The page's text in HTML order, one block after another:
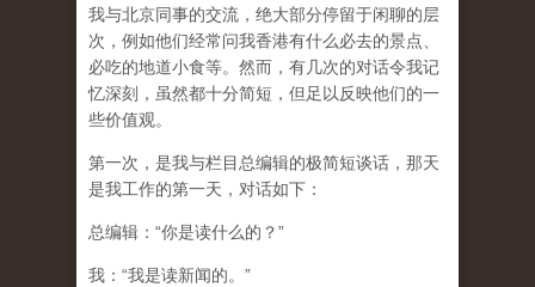
我与北京同事的交流，绝大部分停留于闲聊的层
次，例如他们经常问我香港有什么必去的景点、
必吃的地道小食等。然而，有几次的对话令我记
忆深刻，虽然都十分简短，但足以反映他们的一
些价值观。
第一次，是我与栏目总编辑的极简短谈话，那天
是我工作的第一天，对话如下：
总编辑：“你是读什么的？”
我：“我是读新闻的。”